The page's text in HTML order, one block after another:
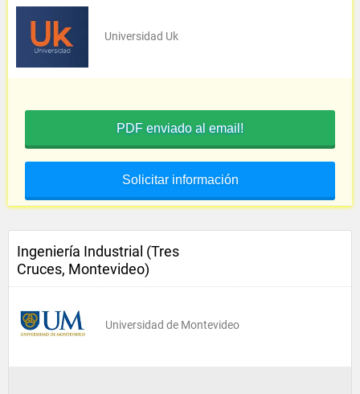
Universidad Uk
PDF enviado al email!
Solicitar información
Ingeniería Industrial (Tres
Cruces, Montevideo)
Universidad de Montevideo